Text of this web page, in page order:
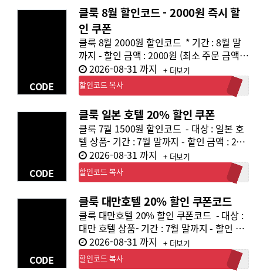
CODE
클룩 8월 할인코드 - 2000원 즉시 할
인 쿠폰
클룩 8월 2000원 할인코드 * 기간 : 8월 말
까지 - 할인 금액 : 2000원 (최소 주문 금액 5
만원) * 코드명 :클룩할인1500원 * 특이사항
- 일부 상품을 제외한 모든 상품에서 사용 가
능합니다.
2026-08-31 까지
+ 더보기
할인코드 복사
클룩할인2000
CODE
클룩 일본 호텔 20% 할인 쿠폰
클룩 7월 1500원 할인코드 - 대상 : 일본 호
텔 상품- 기간 : 7월 말까지 - 할인 금액 : 20
만원 이상 구매시 20% 할인(최대 4만원)- 할
인코드 : 일본호텔20%
2026-08-31 까지
+ 더보기
할인코드 복사
일본호텔20%
CODE
클룩 대만호텔 20% 할인 쿠폰코드
클룩 대만호텔 20% 할인 쿠폰코드 - 대상 :
대만 호텔 상품- 기간 : 7월 말까지 - 할인 금
액 : 25만원 이상 구매 시, 20% 할인 (최대 5
만원)- 할인코드 : 대만호텔할인20%
2026-08-31 까지
+ 더보기
할인코드 복사
대만호텔할인20%